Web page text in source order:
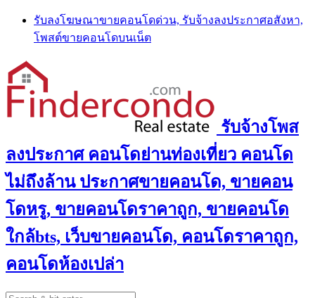
Skip
content
รับลงโฆษณาขายคอนโดด่วน, รับจ้างลงประกาศอสังหา,
โพสต์ขายคอนโดบนเน็ต
รับจ้างโพส
ลงประกาศ คอนโดย่านท่องเที่ยว คอนโด
ไม่ถึงล้าน ประกาศขายคอนโด, ขายคอน
โดหรู, ขายคอนโดราคาถูก, ขายคอนโด
ใกล้bts, เว็บขายคอนโด, คอนโดราคาถูก,
คอนโดห้องเปล่า